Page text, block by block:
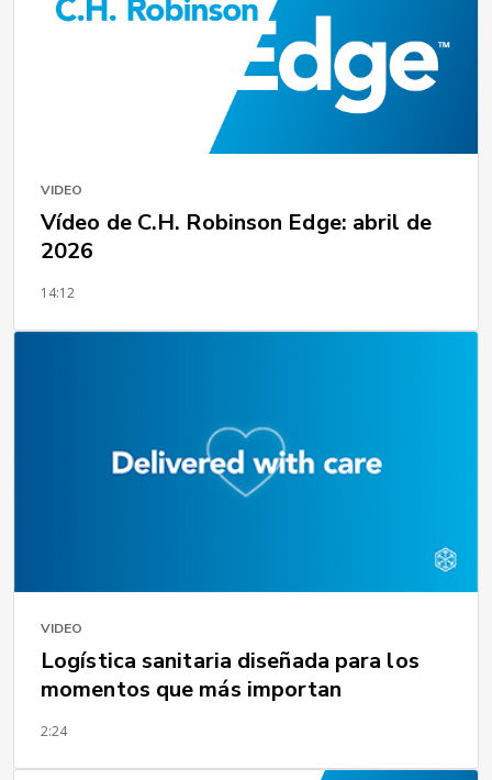
VIDEO
Vídeo de C.H. Robinson Edge: abril de
2026
14:12
VIDEO
Logística sanitaria diseñada para los
momentos que más importan
2:24